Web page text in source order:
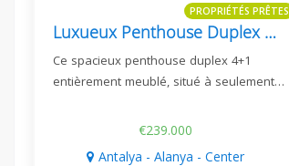
PROPRIÉTÉS PRÊTES
Luxueux Penthouse Duplex 4+1 Au Centre D'alanya
Ce spacieux penthouse duplex 4+1
entièrement meublé, situé à seulement…
€239.000
Antalya - Alanya - Center